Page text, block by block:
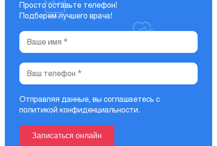
Просто оставьте телефон!
Подберем лучшего врача!
Отправляя данные, вы соглашаетесь с
политикой конфиденциальности.
Записаться онлайн